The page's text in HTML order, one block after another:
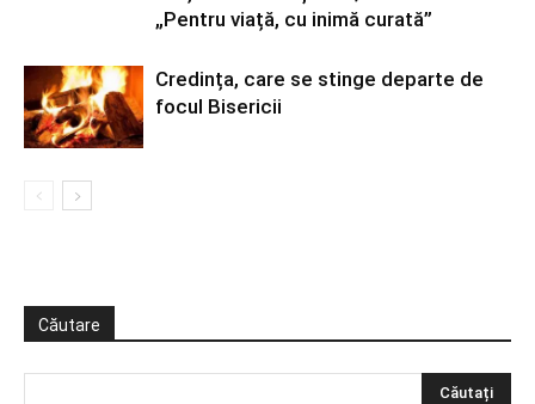
„Pentru viață, cu inimă curată”
Credința, care se stinge departe de
focul Bisericii
Căutare